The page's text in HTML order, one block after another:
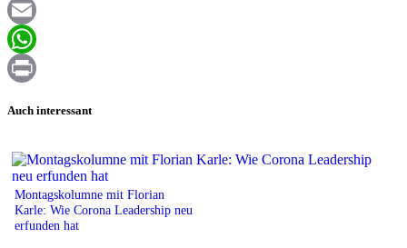
Facebook
Email
WhatsApp
Auch interessant
Montagskolumne mit Florian
Karle: Wie Corona Leadership neu
erfunden hat